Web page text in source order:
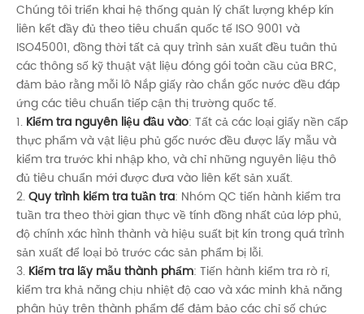
Chúng tôi triển khai hệ thống quản lý chất lượng khép kín
liên kết đầy đủ theo tiêu chuẩn quốc tế ISO 9001 và
ISO45001, đồng thời tất cả quy trình sản xuất đều tuân thủ
các thông số kỹ thuật vật liệu đóng gói toàn cầu của BRC,
đảm bảo rằng mỗi lô Nắp giấy rào chắn gốc nước đều đáp
ứng các tiêu chuẩn tiếp cận thị trường quốc tế.
1. Kiểm tra nguyên liệu đầu vào: Tất cả các loại giấy nền cấp
thực phẩm và vật liệu phủ gốc nước đều được lấy mẫu và
kiểm tra trước khi nhập kho, và chỉ những nguyên liệu thô
đủ tiêu chuẩn mới được đưa vào liên kết sản xuất.
2.Quy trình kiểm tra tuần tra: Nhóm QC tiến hành kiểm tra
tuần tra theo thời gian thực về tính đồng nhất của lớp phủ,
độ chính xác hình thành và hiệu suất bịt kín trong quá trình
sản xuất để loại bỏ trước các sản phẩm bị lỗi.
3. Kiểm tra lấy mẫu thành phẩm: Tiến hành kiểm tra rò rỉ,
kiểm tra khả năng chịu nhiệt độ cao và xác minh khả năng
phân hủy trên thành phẩm để đảm bảo các chỉ số chức